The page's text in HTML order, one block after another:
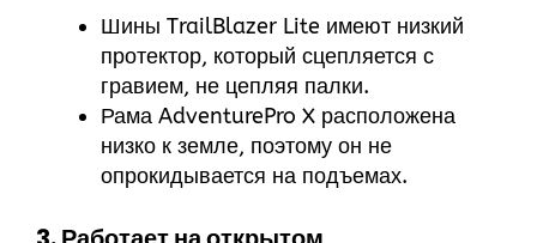
Шины TrailBlazer Lite имеют низкий
протектор, который сцепляется с
гравием, не цепляя палки.
Рама AdventurePro X расположена
низко к земле, поэтому он не
опрокидывается на подъемах.